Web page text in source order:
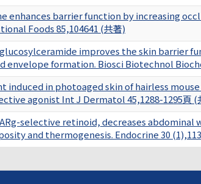
enhances barrier function by increasing
Foods 85,104641 (共著)
improves the skin barrier
envelope formation. Biosci Biotechnol
induced in photoaged skin of hairless
agonist Int J Dermatol 45,1288-1295頁 (
selective retinoid, decreases
and thermogenesis. Endocrine 30